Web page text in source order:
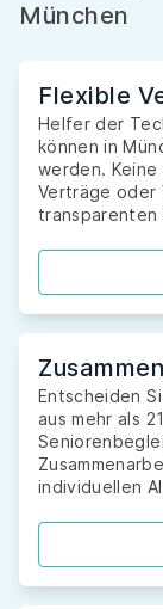
München
Flexible
Helfer der
können in
werden.
Verträge oder
transparenten
Entscheiden
aus mehr als
individuellen